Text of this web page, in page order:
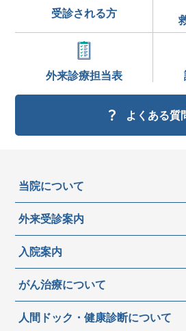
受診される方
外来診療担当表
よくある質
当院について
外来受診案内
入院案内
がん治療について
人間ドック・健康診断について